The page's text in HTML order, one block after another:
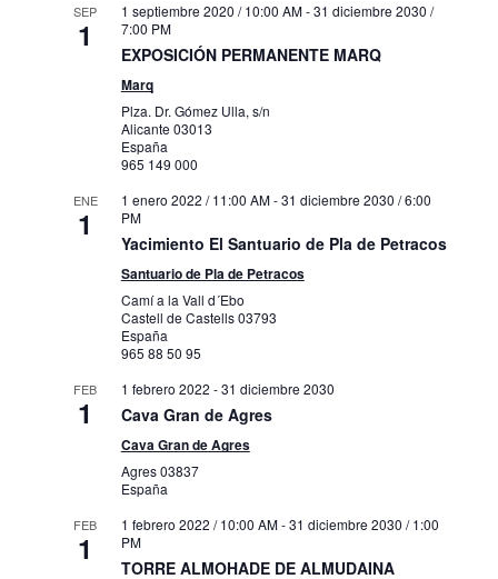
SEP
1
1 septiembre 2020 / 10:00 AM-31 diciembre 2030 /
7:00 PM
EXPOSICIÓN PERMANENTE MARQ
Marq
Plza. Dr. Gómez Ulla, s/n
Alicante 03013
España
965 149 000
ENE
1
1 enero 2022 / 11:00 AM-31 diciembre 2030 / 6:00
PM
Yacimiento El Santuario de Pla de Petracos
Santuario de Pla de Petracos
Camí a la Vall d´Ebo
Castell de Castells03793
España
965 88 50 95
FEB
1
1 febrero 2022 -31 diciembre 2030
Cava Gran de Agres
Cava Gran de Agres
Agres03837
España
FEB
1
1 febrero 2022 / 10:00 AM-31 diciembre 2030 / 1:00
PM
TORRE ALMOHADE DE ALMUDAINA